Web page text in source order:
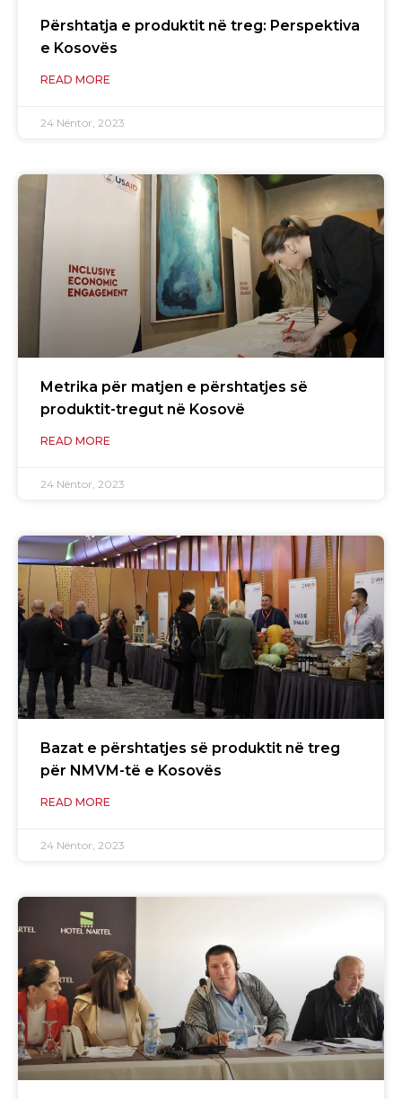
Përshtatja e produktit në treg: Perspektiva
e Kosovës
READ MORE
24 Nëntor, 2023
Metrika për matjen e përshtatjes së
produktit-tregut në Kosovë
READ MORE
24 Nëntor, 2023
Bazat e përshtatjes së produktit në treg
për NMVM-të e Kosovës
READ MORE
24 Nëntor, 2023